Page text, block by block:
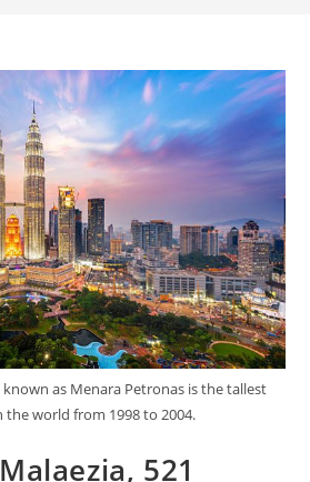
known as Menara Petronas is the tallest
the world from 1998 to 2004.
521